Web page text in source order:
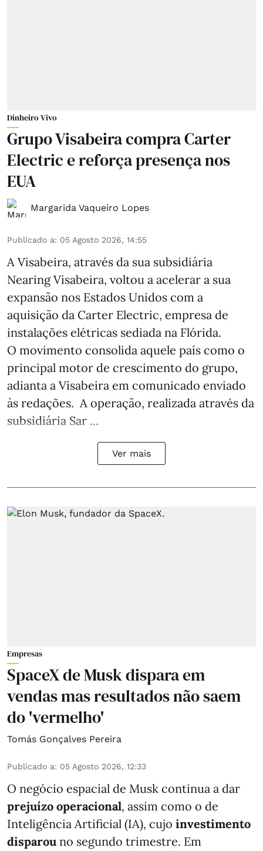
Dinheiro Vivo
Grupo Visabeira compra Carter
Electric e reforça presença nos
EUA
Margarida Vaqueiro Lopes
Publicado a: 05 Agosto 2026, 14:55
A Visabeira, através da sua subsidiária
Nearing Visabeira, voltou a acelerar a sua
expansão nos Estados Unidos com a
aquisição da Carter Electric, empresa de
instalações elétricas sediada na Flórida.
O movimento consolida aquele país como o
principal motor de crescimento do grupo,
adianta a Visabeira em comunicado enviado
às redações. A operação, realizada através da
subsidiária Sar ...
Ver mais
Empresas
SpaceX de Musk dispara em
vendas mas resultados não saem
do 'vermelho'
Tomás Gonçalves Pereira
Publicado a: 05 Agosto 2026, 12:33
O negócio espacial de Musk continua a dar
prejuízo operacional, assim como o de
Inteligência Artificial (IA), cujo investimento
disparou no segundo trimestre. Em